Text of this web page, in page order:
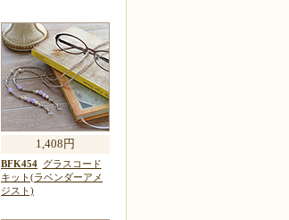
1,408円
BFK454 グラスコード
キット(ラベンダーアメ
ジスト)